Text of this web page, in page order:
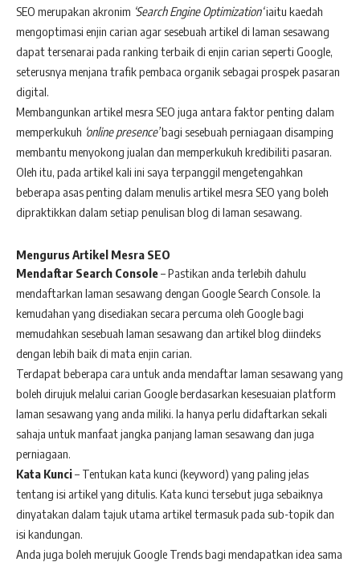
SEO merupakan akronim ‘Search Engine Optimization‘iaitu kaedah
mengoptimasi enjin carian agar sesebuah artikel di laman sesawang
dapat tersenarai pada ranking terbaik di enjin carian seperti Google,
seterusnya menjana trafik pembaca organik sebagai prospek pasaran
digital.
Membangunkan artikel mesra SEO juga antara faktor penting dalam
memperkukuh ‘online presence’bagi sesebuah perniagaan disamping
membantu menyokong jualan dan memperkukuh kredibiliti pasaran.
Oleh itu, pada artikel kali ini saya terpanggil mengetengahkan
beberapa asas penting dalam menulis artikel mesra SEO yang boleh
dipraktikkan dalam setiap penulisan blog di laman sesawang.
Mengurus Artikel Mesra SEO
Mendaftar Search Console–Pastikan anda terlebih dahulu
mendaftarkan laman sesawang dengan Google Search Console. Ia
kemudahan yang disediakan secara percuma oleh Google bagi
memudahkan sesebuah laman sesawang dan artikel blog diindeks
dengan lebih baik di mata enjin carian.
Terdapat beberapa cara untuk anda mendaftar laman sesawang yang
boleh dirujuk melalui carian Google berdasarkan kesesuaian platform
laman sesawang yang anda miliki. Ia hanya perlu didaftarkan sekali
sahaja untuk manfaat jangka panjang laman sesawang dan juga
perniagaan.
Kata Kunci– Tentukan kata kunci (keyword) yang paling jelas
tentang isi artikel yang ditulis. Kata kunci tersebut juga sebaiknya
dinyatakan dalam tajuk utama artikel termasuk pada sub-topik dan
isi kandungan.
Anda juga boleh merujuk Google Trends bagi mendapatkan idea sama